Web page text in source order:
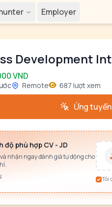
Employer
Development
VND
Remote 687 lượt xem
Ứng
độ phù hợp CV - JD
và nhận ngay đánh giá tự động cho
Tôi